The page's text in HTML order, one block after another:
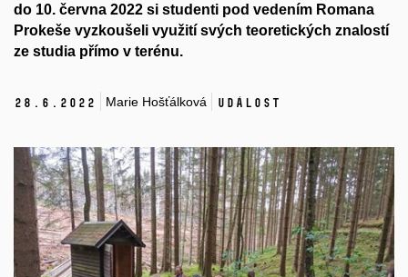
do 10. června 2022 si studenti pod vedením Romana
Prokeše vyzkoušeli využití svých teoretických znalostí
ze studia přímo v terénu.
28. 6. 2022 Marie Hošťálková Událost